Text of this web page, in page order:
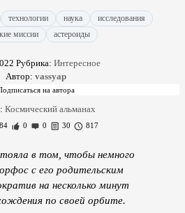
технологии наука
исследования
миссии
астероиды
Рубрика: Интересное
Автор: vassyap
Космический альманах
0 0 30 817
в том, чтобы немного
с его родительским
на несколько минут
по своей орбите.